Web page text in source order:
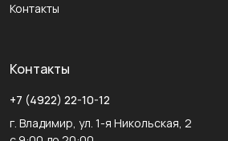
Контакты
Контакты
+7 (4922) 22-10-12
г. Владимир, ул. 1-я Никольская, 2